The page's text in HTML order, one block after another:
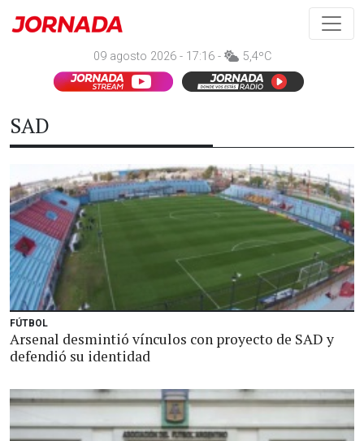
09 agosto 2026 - 17:16 - 5,4ºC
SAD
FÚTBOL
Arsenal desmintió vínculos con proyecto de SAD y
defendió su identidad